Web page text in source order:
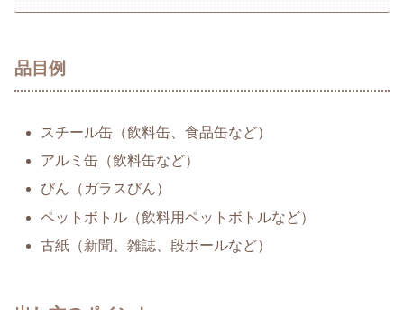
品目例
スチール缶（飲料缶、食品缶など）
アルミ缶（飲料缶など）
びん（ガラスびん）
ペットボトル（飲料用ペットボトルなど）
古紙（新聞、雑誌、段ボールなど）